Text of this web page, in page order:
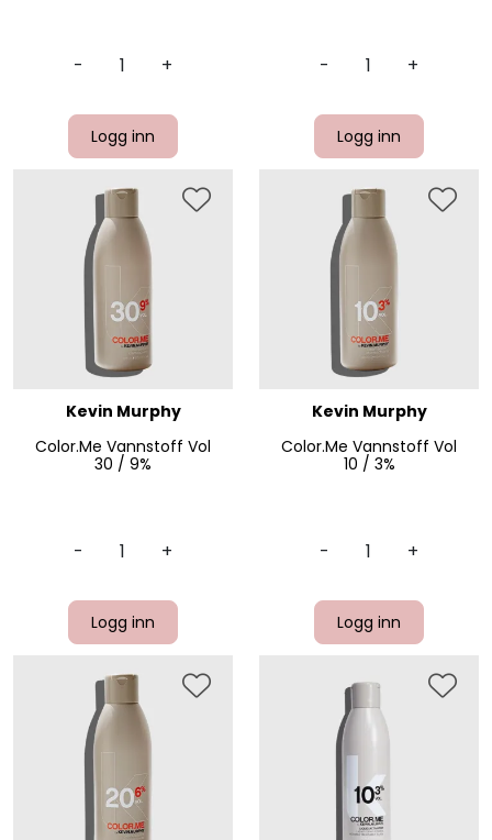
- +
Logg inn
- +
Logg inn
Kevin Murphy
Color.Me Vannstoff Vol
30 / 9%
- +
Logg inn
Kevin Murphy
Color.Me Vannstoff Vol
10 / 3%
- +
Logg inn